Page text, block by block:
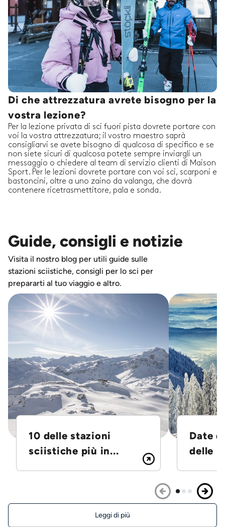
Di che attrezzatura avrete bisogno per la
vostra lezione?
Per la lezione privata di sci fuori pista dovrete portare con
voi la vostra attrezzatura; il vostro maestro saprà
consigliarvi se avete bisogno di qualcosa di specifico e se
non siete sicuri di qualcosa potete sempre inviargli un
messaggio o chiedere al team di servizio clienti di Maison
Sport. Per le lezioni dovrete portare con voi sci, scarponi e
bastoncini, oltre a uno zaino da valanga, che dovrà
contenere ricetrasmettitore, pala e sonda.
Guide, consigli e notizie
Visita il nostro blog per utili guide sulle
stazioni sciistiche, consigli per lo sci per
prepararti al tuo viaggio e altro.
10 delle stazioni
sciistiche più in...
Date
delle
Leggi di più